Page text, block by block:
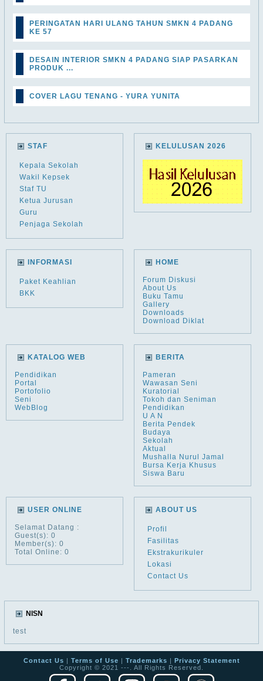
PERINGATAN HARI ULANG TAHUN SMKN 4 PADANG
KE 57
DESAIN INTERIOR SMKN 4 PADANG SIAP PASARKAN
PRODUK ...
COVER LAGU TENANG - YURA YUNITA
STAF
Kepala Sekolah
Wakil Kepsek
Staf TU
Ketua Jurusan
Guru
Penjaga Sekolah
KELULUSAN 2026
INFORMASI
Paket Keahlian
BKK
HOME
Forum Diskusi
About Us
Buku Tamu
Gallery
Downloads
Download Diklat
KATALOG WEB
Pendidikan
Portal
Portofolio
Seni
WebBlog
BERITA
Pameran
Wawasan Seni
Kuratorial
Tokoh dan Seniman
Pendidikan
U A N
Berita Pendek
Budaya
Sekolah
Aktual
Mushalla Nurul Jamal
Bursa Kerja Khusus
Siswa Baru
USER ONLINE
Selamat Datang :
Guest(s): 0
Member(s): 0
Total Online: 0
ABOUT US
Profil
Fasilitas
Ekstrakurikuler
Lokasi
Contact Us
NISN
test
Contact Us | Terms of Use | Trademarks | Privacy Statement
Copyright © 2021 ---. All Rights Reserved.